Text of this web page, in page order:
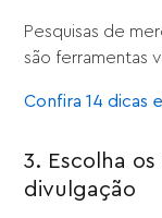
Pesquisas de
são ferramentas
Confira 14 dicas
3. Escolha
divulgação